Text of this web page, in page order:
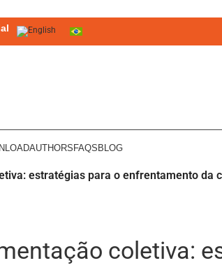
AUTHORS FAQS BLOG
estratégias para o enfrentamento da
coletiva: